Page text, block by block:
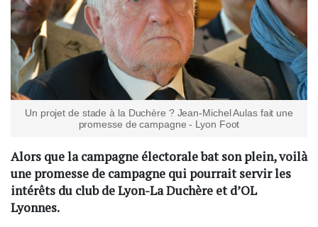
Un projet de stade à la Duchère ? Jean-Michel Aulas fait une
promesse de campagne - Lyon Foot
Alors que la campagne électorale bat son plein, voilà
une promesse de campagne qui pourrait servir les
intérêts du club de Lyon-La Duchère et d’OL
Lyonnes.